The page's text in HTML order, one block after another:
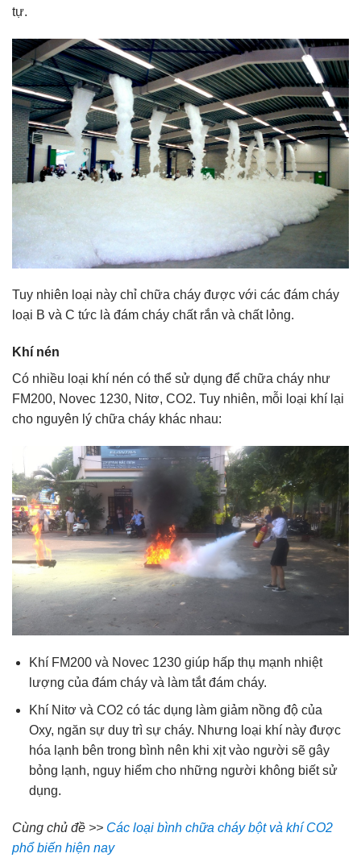
tự.
Tuy nhiên loại này chỉ chữa cháy được với các đám cháy
loại B và C tức là đám cháy chất rắn và chất lỏng.
Khí nén
Có nhiều loại khí nén có thể sử dụng để chữa cháy như
FM200, Novec 1230, Nitơ, CO2. Tuy nhiên, mỗi loại khí lại
cho nguyên lý chữa cháy khác nhau:
Khí FM200 và Novec 1230 giúp hấp thụ mạnh nhiệt
lượng của đám cháy và làm tắt đám cháy.
Khí Nitơ và CO2 có tác dụng làm giảm nồng độ của
Oxy, ngăn sự duy trì sự cháy. Nhưng loại khí này được
hóa lạnh bên trong bình nên khi xịt vào người sẽ gây
bỏng lạnh, nguy hiểm cho những người không biết sử
dụng.
Cùng chủ đề >> Các loại bình chữa cháy bột và khí CO2
phổ biến hiện nay